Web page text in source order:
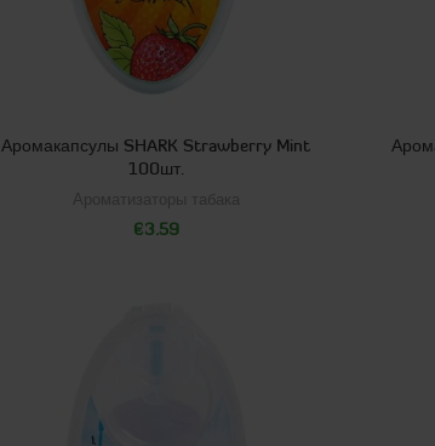
Аромакапсулы SHARK Strawberry Mint
100шт.
€3.59